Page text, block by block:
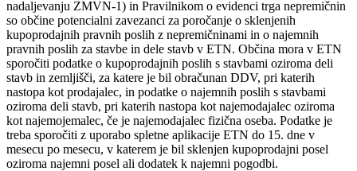
nadaljevanju ZMVN-1) in Pravilnikom o evidenci trga nepremičnin
so občine potencialni zavezanci za poročanje o sklenjenih
kupoprodajnih pravnih poslih z nepremičninami in o najemnih
pravnih poslih za stavbe in dele stavb v ETN. Občina mora v ETN
sporočiti podatke o kupoprodajnih poslih s stavbami oziroma deli
stavb in zemljišči, za katere je bil obračunan DDV, pri katerih
nastopa kot prodajalec, in podatke o najemnih poslih s stavbami
oziroma deli stavb, pri katerih nastopa kot najemodajalec oziroma
kot najemojemalec, če je najemodajalec fizična oseba. Podatke je
treba sporočiti z uporabo spletne aplikacije ETN do 15. dne v
mesecu po mesecu, v katerem je bil sklenjen kupoprodajni posel
oziroma najemni posel ali dodatek k najemni pogodbi.